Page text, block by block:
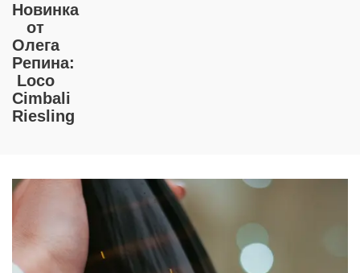
Новинка
от
Олега
Репина:
Loco
Cimbali
Riesling